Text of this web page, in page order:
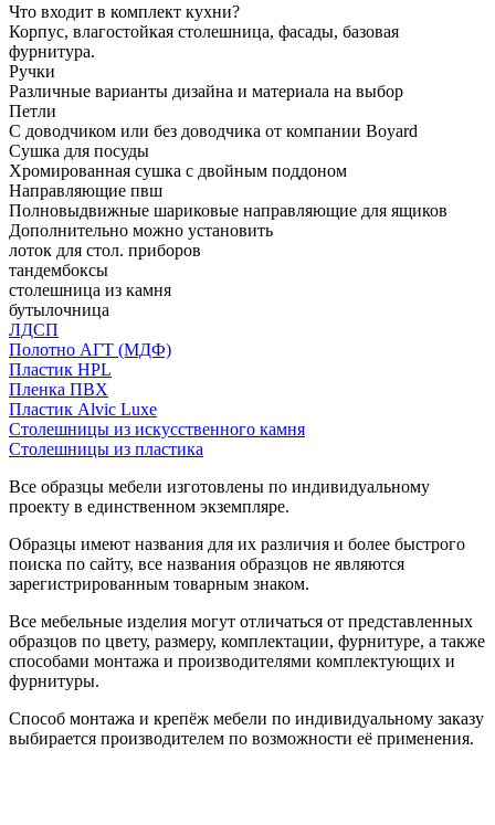
Что входит в комплект кухни?
Корпус, влагостойкая столешница, фасады, базовая
фурнитура.
Ручки
Различные варианты дизайна и материала на выбор
Петли
С доводчиком или без доводчика от компании Boyard
Сушка для посуды
Хромированная сушка с двойным поддоном
Направляющие пвш
Полновыдвижные шариковые направляющие для ящиков
Дополнительно можно установить
лоток для стол. приборов
тандембоксы
столешница из камня
бутылочница
ЛДСП
Полотно АГТ (МДФ)
Пластик HPL
Пленка ПВХ
Пластик Alvic Luxe
Столешницы из искусственного камня
Столешницы из пластика
Все образцы мебели изготовлены по индивидуальному
проекту в единственном экземпляре.
Образцы имеют названия для их различия и более быстрого
поиска по сайту, все названия образцов не являются
зарегистрированным товарным знаком.
Все мебельные изделия могут отличаться от представленных
образцов по цвету, размеру, комплектации, фурнитуре, а также
способами монтажа и производителями комплектующих и
фурнитуры.
Способ монтажа и крепёж мебели по индивидуальному заказу
выбирается производителем по возможности её применения.